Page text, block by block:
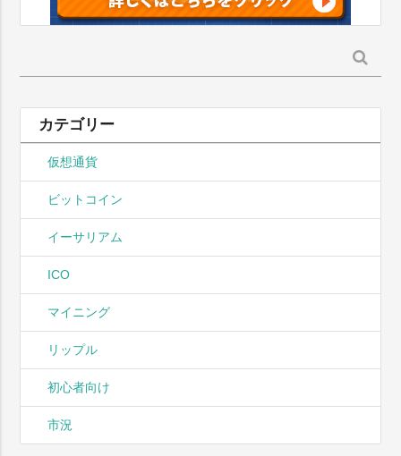
索:
カテゴリー
仮想通貨
ビットコイン
イーサリアム
ICO
マイニング
リップル
初心者向け
市況